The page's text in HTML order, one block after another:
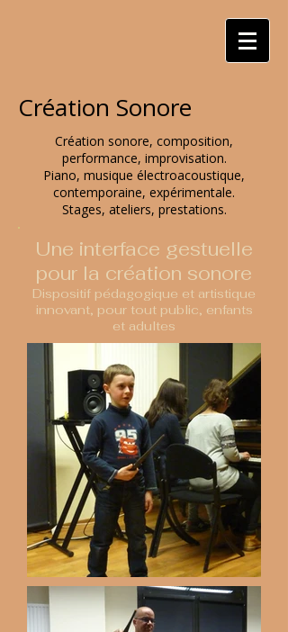
Création Sonore
Création sonore, composition,
performance, improvisation.
Piano, musique électroacoustique,
contemporaine, expérimentale.
Stages, ateliers, prestations.
Une interface gestuelle
pour la création sonore
Dispositif pédagogique et artistique
innovant, pour tout public, enfants
et adultes